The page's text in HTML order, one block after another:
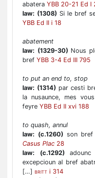
abatera YBB 20-21 Ed I
law: (1308) Si le bref
YBB Ed II i 18
abatement
law: (1329-30) Nous
bref YBB 3-4 Ed III 795
to put an end to, stop
law: (1314) par cesti
la nusaunce, mes
feyre YBB Ed II xvi 188
to quash, annul
law: (c.1260) son
Casus Plac 28
law:
(c.1292)
excepcioun al bref
[…] BRITT i 314